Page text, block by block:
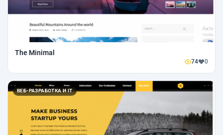
The Minimal
74 0
ВЕБ-РАЗРАБОТКА И IT